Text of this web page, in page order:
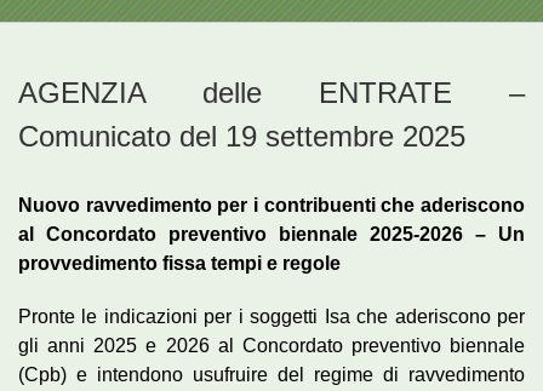
AGENZIA delle ENTRATE –
Comunicato del 19 settembre 2025
Nuovo ravvedimento per i contribuenti che aderiscono
al Concordato preventivo biennale 2025-2026 – Un
provvedimento fissa tempi e regole
Pronte le indicazioni per i soggetti Isa che aderiscono per
gli anni 2025 e 2026 al Concordato preventivo biennale
(Cpb) e intendono usufruire del regime di ravvedimento